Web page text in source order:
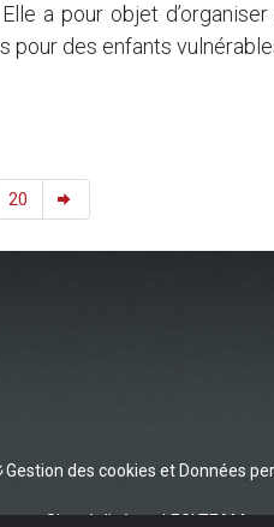
a pour objet
pour des enfants
20
Gestion des cookies et Données
Site réalisé parLEGI TEAM